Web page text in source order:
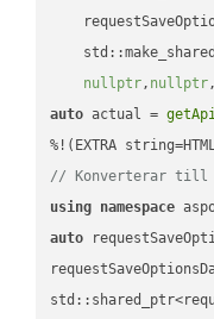
nullptr, nullptr,
auto actual =
// Konverterar till
using namespace
auto